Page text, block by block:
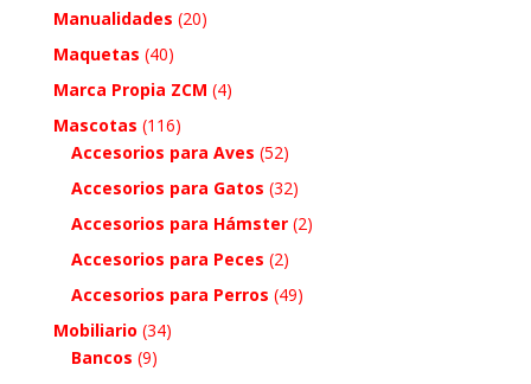
Manualidades (20)
Maquetas (40)
Marca Propia ZCM (4)
Mascotas (116)
Accesorios para Aves (52)
Accesorios para Gatos (32)
Accesorios para Hámster (2)
Accesorios para Peces (2)
Accesorios para Perros (49)
Mobiliario (34)
Bancos (9)